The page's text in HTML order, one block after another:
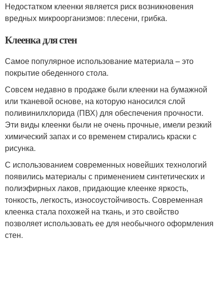
Недостатком клеенки является риск возникновения
вредных микроорганизмов: плесени, грибка.
Клеенка для стен
Самое популярное использование материала – это
покрытие обеденного стола.
Совсем недавно в продаже были клеенки на бумажной
или тканевой основе, на которую наносился слой
поливинилхлорида (ПВХ) для обеспечения прочности.
Эти виды клеенки были не очень прочные, имели резкий
химический запах и со временем стирались краски с
рисунка.
С использованием современных новейших технологий
появились материалы с применением синтетических и
полиэфирных лаков, придающие клеенке яркость,
тонкость, легкость, износоустойчивость. Современная
клеенка стала похожей на ткань, и это свойство
позволяет использовать ее для необычного оформления
стен.